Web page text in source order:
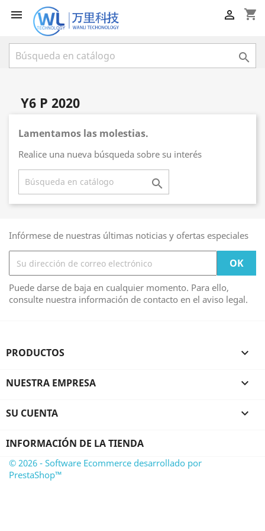
 shopping_cart


Y6 P 2020
Lamentamos las molestias.
Realice una nueva búsqueda sobre su interés

Infórmese de nuestras últimas noticias y ofertas especiales
Puede darse de baja en cualquier momento. Para ello,
consulte nuestra información de contacto en el aviso legal.
PRODUCTOS 
NUESTRA EMPRESA 
SU CUENTA 
INFORMACIÓN DE LA TIENDA
© 2026 - Software Ecommerce desarrollado por
PrestaShop™